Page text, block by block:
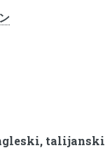
talijanski